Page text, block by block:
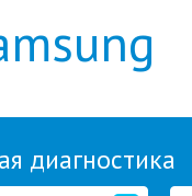
диагностика